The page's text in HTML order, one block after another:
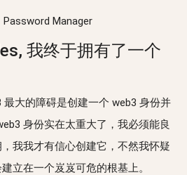
Password Manager
我终于拥有了一个
最大的障碍是创建一个 web3 身份并
身份实在太重大了，我必须能良
我我才有信心创建它，不然我怀疑
立在一个岌岌可危的根基上。